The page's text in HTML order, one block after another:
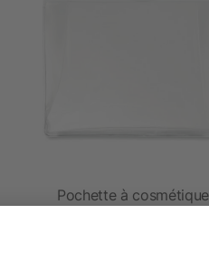
Pochette à cosmétique